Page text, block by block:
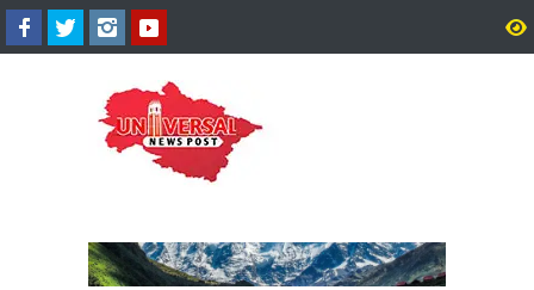
भाजपा ने नगरपालिका और
नगरपंचायतों के अध्यक्ष पदों के
उम्मीदवारों की लिस्ट की जारी, देखें
कौन कहां से।